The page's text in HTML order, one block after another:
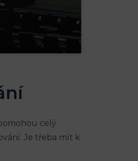
celý
Je třeba mít k